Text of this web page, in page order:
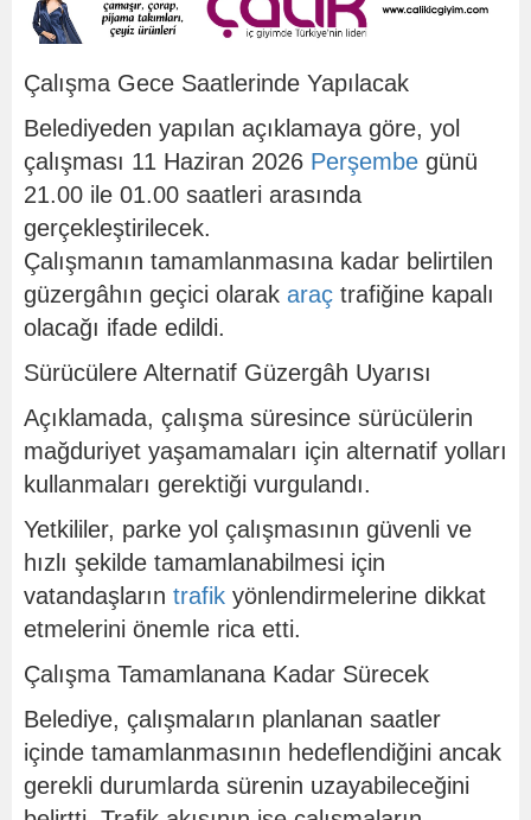
Çalışma Gece Saatlerinde Yapılacak
Belediyeden yapılan açıklamaya göre, yol
çalışması 11 Haziran 2026 Perşembe günü
21.00 ile 01.00 saatleri arasında
gerçekleştirilecek.
Çalışmanın tamamlanmasına kadar belirtilen
güzergâhın geçici olarak araç trafiğine kapalı
olacağı ifade edildi.
Sürücülere Alternatif Güzergâh Uyarısı
Açıklamada, çalışma süresince sürücülerin
mağduriyet yaşamamaları için alternatif yolları
kullanmaları gerektiği vurgulandı.
Yetkililer, parke yol çalışmasının güvenli ve
hızlı şekilde tamamlanabilmesi için
vatandaşların trafik yönlendirmelerine dikkat
etmelerini önemle rica etti.
Çalışma Tamamlanana Kadar Sürecek
Belediye, çalışmaların planlanan saatler
içinde tamamlanmasının hedeflendiğini ancak
gerekli durumlarda sürenin uzayabileceğini